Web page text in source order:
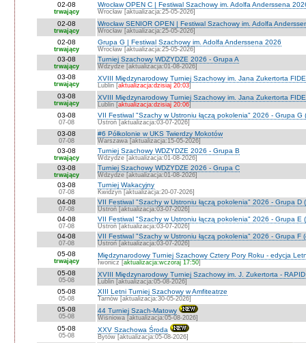
02-08
trwający
Wrocław OPEN C | Festiwal Szachowy im. Adolfa Anderssena
Wrocław [aktualizacja:25-05-2026]
02-08
trwający
Wrocław SENIOR OPEN | Festiwal Szachowy im. Adolfa
Wrocław [aktualizacja:25-05-2026]
02-08
trwający
Grupa G | Festiwal Szachowy im. Adolfa Anderssena 2026
Wrocław [aktualizacja:25-05-2026]
03-08
trwający
Turniej Szachowy WDZYDZE 2026 - Grupa A
Wdzydze [aktualizacja:01-08-2026]
03-08
trwający
XVIII Międzynarodowy Turniej Szachowy im. Jana Zukertorta
Lublin [aktualizacja:dzisiaj 20:03]
03-08
trwający
XVIII Międzynarodowy Turniej Szachowy im. Jana Zukertorta
Lublin [aktualizacja:dzisiaj 20:06]
03-08
07-08
VII Festiwal "Szachy w Ustroniu łączą pokolenia" 2026 - Grupa G
Ustroń [aktualizacja:03-07-2026]
03-08
07-08
#6 Półkolonie w UKS Twierdzy Mokotów
Warszawa [aktualizacja:15-05-2026]
03-08
trwający
Turniej Szachowy WDZYDZE 2026 - Grupa B
Wdzydze [aktualizacja:01-08-2026]
03-08
trwający
Turniej Szachowy WDZYDZE 2026 - Grupa C
Wdzydze [aktualizacja:01-08-2026]
03-08
07-08
Turniej Wakacyjny
Kwidzyn [aktualizacja:20-07-2026]
04-08
07-08
VII Festiwal "Szachy w Ustroniu łączą pokolenia" 2026 - Grupa D
Ustroń [aktualizacja:03-07-2026]
04-08
07-08
VII Festiwal "Szachy w Ustroniu łączą pokolenia" 2026 - Grupa E
Ustroń [aktualizacja:03-07-2026]
04-08
07-08
VII Festiwal "Szachy w Ustroniu łączą pokolenia" 2026 - Grupa F
Ustroń [aktualizacja:03-07-2026]
05-08
trwający
Międzynarodowy Turniej Szachowy Cztery Pory Roku - edycja
Iwonicz [aktualizacja:wczoraj 17:50]
05-08
05-08
XVIII Międzynarodowy Turniej Szachowy im. J. Zukertorta -
Lublin [aktualizacja:05-08-2026]
05-08
05-08
XIII Letni Turniej Szachowy w Amfiteatrze
Tarnów [aktualizacja:30-05-2026]
05-08
05-08
44 Turniej Szach-Matowy
Wiśniowa [aktualizacja:05-08-2026]
05-08
05-08
XXV Szachowa Środa
Bytów [aktualizacja:05-08-2026]